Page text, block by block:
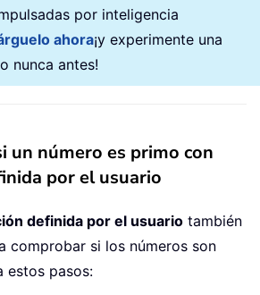
por inteligencia
ahora¡y experimente una
nunca antes!
un número es primo con
por el usuario
definida por el usuario también
comprobar si los números son
estos pasos: